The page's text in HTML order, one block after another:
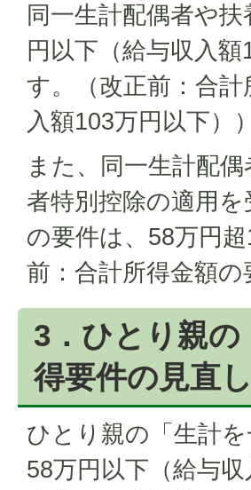
同一生計配偶者や
円以下（給与収入
す。（改正前：合
入額103万円以下））
また、同一生計配
者特別控除の適用
の要件は、58万円
前：合計所得金額
3．ひとり親
得要件の見直し
ひとり親の「生計
58万円以下（給与